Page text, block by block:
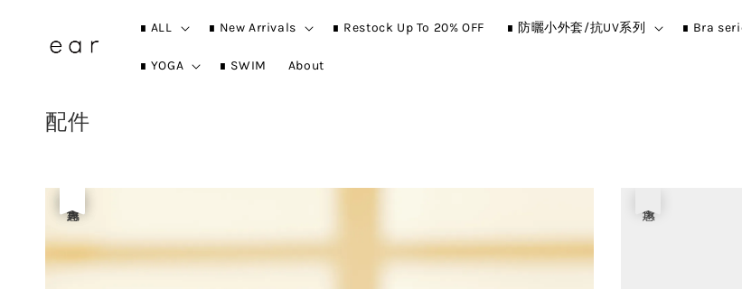
∎ ALL ∎ New Arrivals ∎ Restock Up To 20% OFF ∎ 防曬小外套/抗UV系列 ∎ Bra
∎ YOGA ∎ SWIM About
配件